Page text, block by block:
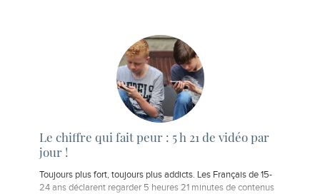
Le chiffre qui fait peur : 5 h 21 de vidéo par
jour !
Toujours plus fort, toujours plus addicts. Les Français de 15-
24 ans déclarent regarder 5 heures 21 minutes de contenus